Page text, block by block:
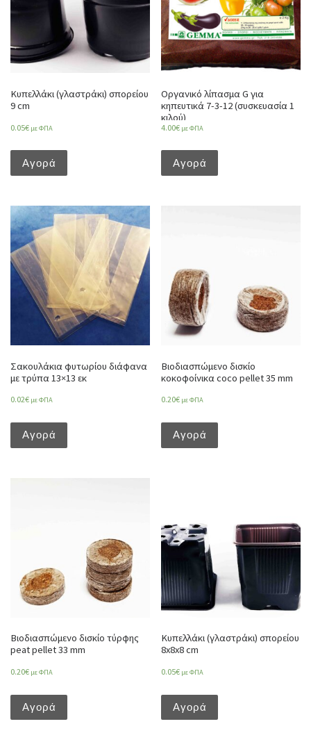
Κυπελλάκι (γλαστράκι) σπορείου
9 cm
0.05€ με ΦΠΑ
Αγορά
Οργανικό λίπασμα G για
κηπευτικά 7-3-12 (συσκευασία 1
κιλού)
4.00€ με ΦΠΑ
Αγορά
Σακουλάκια φυτωρίου διάφανα
με τρύπα 13×13 εκ
0.02€ με ΦΠΑ
Αγορά
Βιοδιασπώμενο δισκίο
κοκοφοίνικα coco pellet 35 mm
0.20€ με ΦΠΑ
Αγορά
Βιοδιασπώμενο δισκίο τύρφης
peat pellet 33 mm
0.20€ με ΦΠΑ
Αγορά
Κυπελλάκι (γλαστράκι) σπορείου
8x8x8 cm
0.05€ με ΦΠΑ
Αγορά